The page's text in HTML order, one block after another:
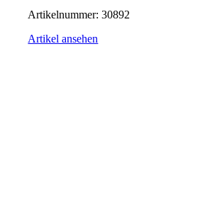
Artikelnummer:30892
Artikel ansehen